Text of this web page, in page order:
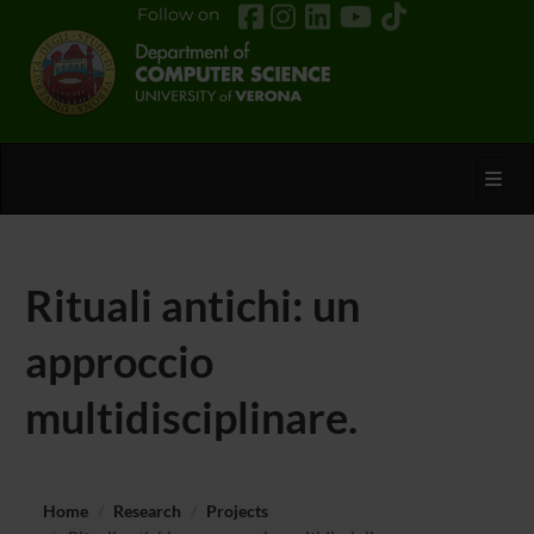
Follow on
Rituali antichi: un
approccio
multidisciplinare.
Home Research
Projects